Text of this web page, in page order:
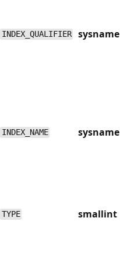
INDEX_QUALIFIER sysname
INDEX_NAME sysname
TYPE smallint